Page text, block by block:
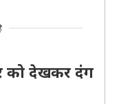
को देखकर दंग